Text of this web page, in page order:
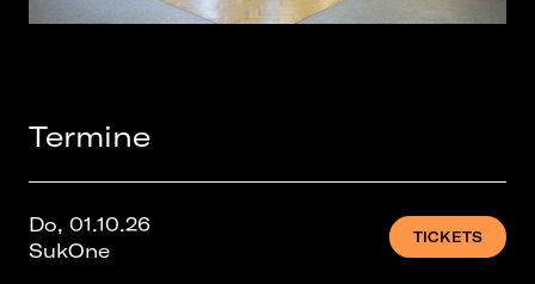
Termine
Do, 01.10.26
SukOne
TICKETS